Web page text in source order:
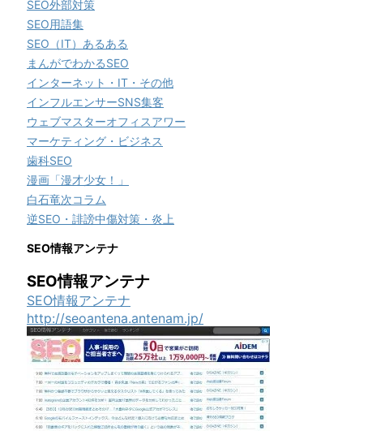
SEO外部対策
SEO用語集
SEO（IT）あるある
まんがでわかるSEO
インターネット・IT・その他
インフルエンサーSNS集客
ウェブマスターオフィスアワー
マーケティング・ビジネス
歯科SEO
漫画「漫才少女！」
白石竜次コラム
逆SEO・誹謗中傷対策・炎上
SEO情報アンテナ
SEO情報アンテナ
SEO情報アンテナ
http://seoantena.antenam.jp/